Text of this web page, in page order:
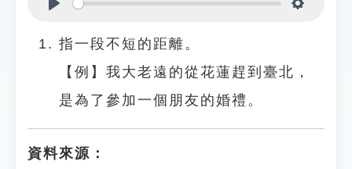
指一段不短的距離。
【例】我大老遠的從花蓮趕到臺北，
是為了參加一個朋友的婚禮。
資料來源：